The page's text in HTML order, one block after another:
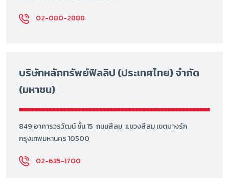
02-080-2888
บริษัทหลักทรัพย์ฟิลลิป (ประเทศไทย) จำกัด
(มหาชน)
849 อาคารวรวัฒน์ ชั้น 15 ถนนสีลม แขวงสีลม เขตบางรัก
กรุงเทพมหานคร 10500
02-635-1700